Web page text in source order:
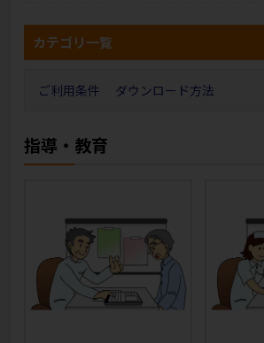
カテゴリ一覧
ご利用条件 ダウンロード方法
指導・教育